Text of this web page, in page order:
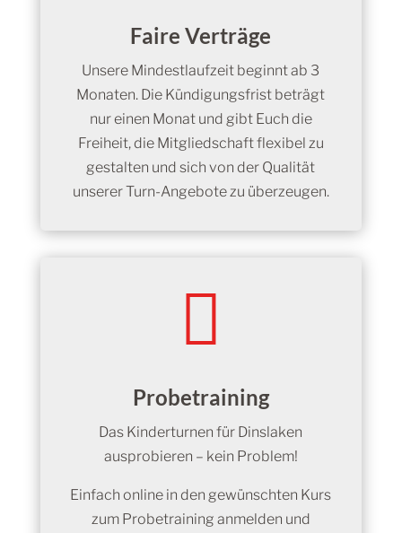
Faire Verträge
Unsere Mindestlaufzeit beginnt ab 3
Monaten. Die Kündigungsfrist beträgt
nur einen Monat und gibt Euch die
Freiheit, die Mitgliedschaft flexibel zu
gestalten und sich von der Qualität
unserer Turn-Angebote zu überzeugen.

Probetraining
Das Kinderturnen für Dinslaken
ausprobieren – kein Problem!
Einfach online in den gewünschten Kurs
zum Probetraining anmelden und